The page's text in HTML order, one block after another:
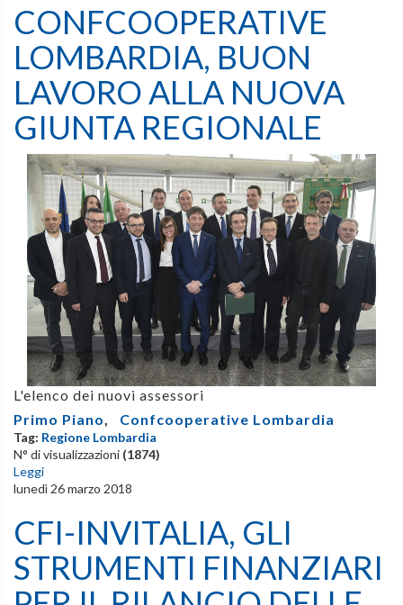
CONFCOOPERATIVE
LOMBARDIA, BUON
LAVORO ALLA NUOVA
GIUNTA REGIONALE
L'elenco dei nuovi assessori
Primo Piano, Confcooperative Lombardia
Tag: Regione Lombardia
N° di visualizzazioni (1874)
Leggi
lunedì 26 marzo 2018
CFI-INVITALIA, GLI
STRUMENTI FINANZIARI